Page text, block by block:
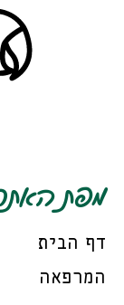
מפת
דף הבית
המרפאה